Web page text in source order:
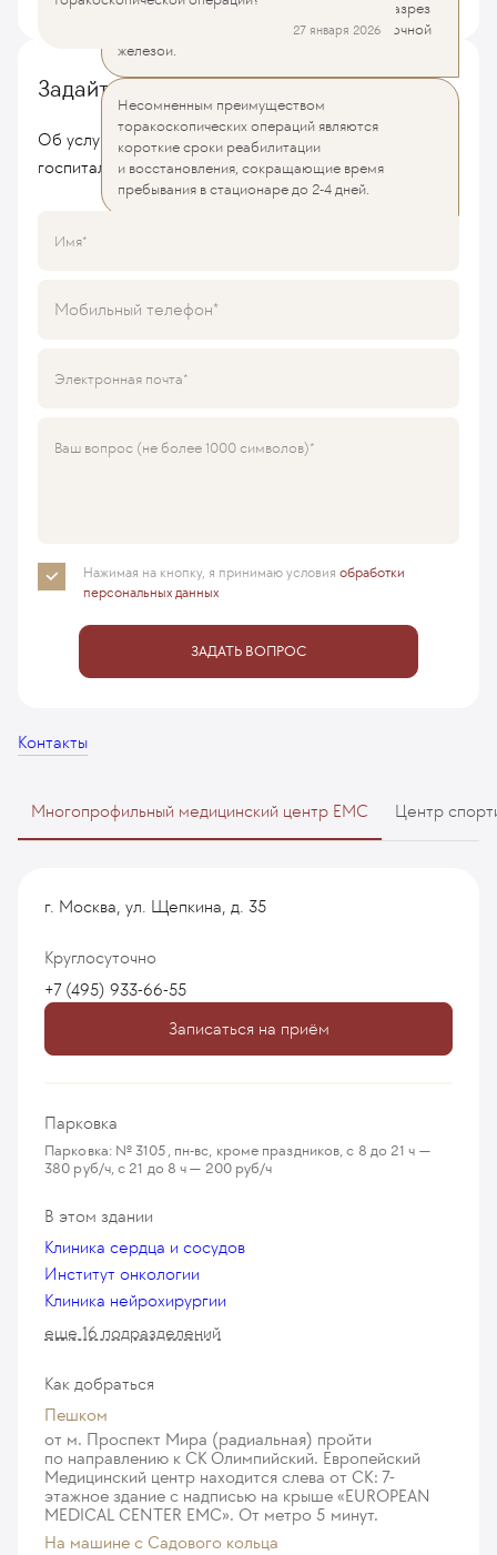
практически незаметными; наибольший разрез
до 4 см у женщин располагается под молочной
железой.
27 января 2026
Несомненным преимуществом
торакоскопических операций являются
короткие сроки реабилитации
и восстановления, сокращающие время
пребывания в стационаре до 2-4 дней.
Задайте вопрос
Об услугах, стоимости лечения, условиях
госпитализации, врачах или любые другие
Имя
Мобильный телефон
Электронная почта
Ваш вопрос (не более 1000 символов)
Нажимая на кнопку, я принимаюусловия обработки
персональных данных
ЗАДАТЬ ВОПРОС
Контакты
Многопрофильный медицинский центр EMC Центр
г. Москва, ул. Щепкина, д. 35
Круглосуточно
+7 (495) 933-66-55
Записаться на приём
Парковка
Парковка: № 3105, пн-вс, кроме праздников, с 8 до 21 ч —
380 руб/ч, с 21 до 8 ч — 200 руб/ч
В этом здании
Клиника сердца и сосудов
Институт онкологии
Клиника нейрохирургии
еще 16 подразделений
Как добраться
Пешком
от м. Проспект Мира (радиальная) пройти
по направлению к СК Олимпийский. Европейский
Медицинский центр находится слева от СК: 7-
этажное здание с надписью на крыше «EUROPEAN
MEDICAL CENTER EMC». От метро 5 минут.
На машине c Садового кольца